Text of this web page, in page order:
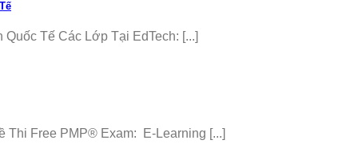
Tế Các Lớp Tại EdTech: [...]
Thi Free PMP® Exam: E-Learning [...]